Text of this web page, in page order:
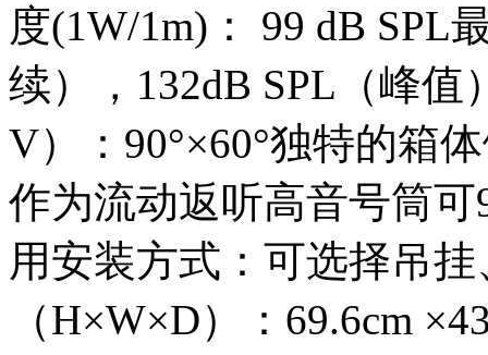
度(1W/1m)： 99 dB SPL
续），132dB SPL（峰
V）：90°×60°独特的箱
作为流动返听高音号筒
用安装方式：可选择吊
（H×W×D）：69.6cm